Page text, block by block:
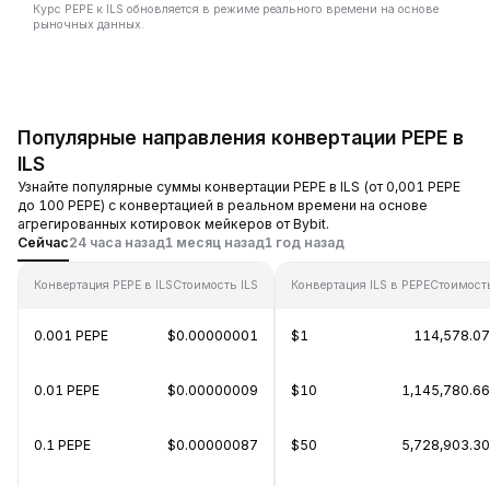
Курс PEPE к ILS обновляется в режиме реального времени на основе
рыночных данных.
Популярные направления конвертации PEPE в
ILS
Узнайте популярные суммы конвертации PEPE в ILS (от 0,001 PEPE
до 100 PEPE) с конвертацией в реальном времени на основе
агрегированных котировок мейкеров от Bybit.
Сейчас24 часа назад1 месяц назад1 год назад
Конвертация PEPE в ILSСтоимость ILS
0.001 PEPE $0.00000001
0.01 PEPE $0.00000009
0.1 PEPE $0.00000087
Конвертация ILS в PEPE
$1 114,578.07
$10 1,145,780.66
$50 5,728,903.30